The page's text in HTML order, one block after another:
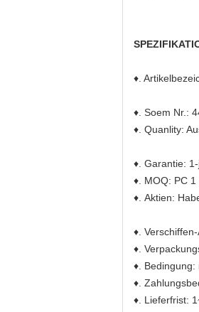
♦ .
♦ . Soem Nr.:
♦ . Quanlity:
♦ . Garantie:
♦ . MOQ: PC 1
♦ . Aktien:
♦ .
♦ .
♦ . Bedingung:
♦ .
♦ . Lieferfrist: